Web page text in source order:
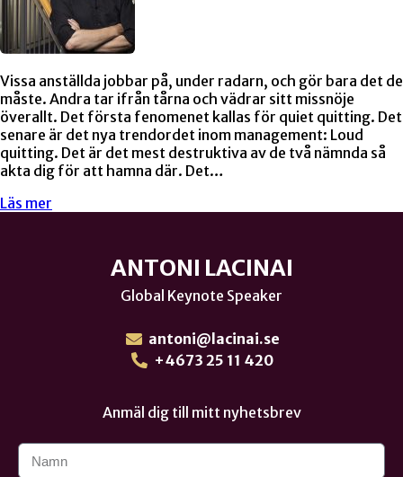
Vissa anställda jobbar på, under radarn, och gör bara det de
måste. Andra tar ifrån tårna och vädrar sitt missnöje
överallt. Det första fenomenet kallas för quiet quitting. Det
senare är det nya trendordet inom management: Loud
quitting. Det är det mest destruktiva av de två nämnda så
akta dig för att hamna där. Det…
Läs mer
ANTONI LACINAI
Global Keynote Speaker
antoni@lacinai.se
+4673 25 11 420
Anmäl dig till mitt nyhetsbrev